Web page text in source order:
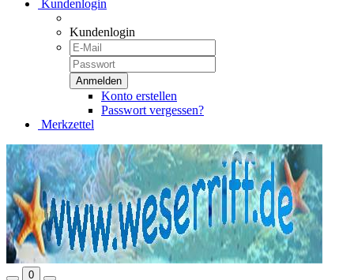
Kundenlogin
Kundenlogin
Konto erstellen
Passwort vergessen?
Merkzettel
0